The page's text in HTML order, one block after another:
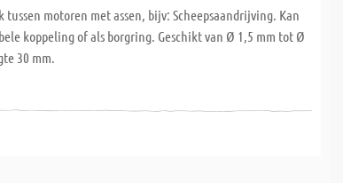
tussen motoren met assen, bijv: Scheepsaandrijving. Kan
koppeling of als borgring. Geschikt van Ø 1,5 mm tot Ø
30 mm.